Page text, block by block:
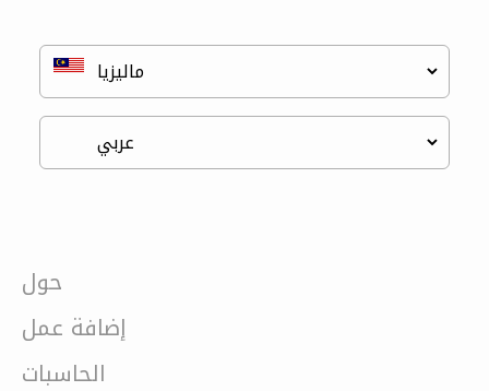
حول
إضافة عمل
الحاسبات